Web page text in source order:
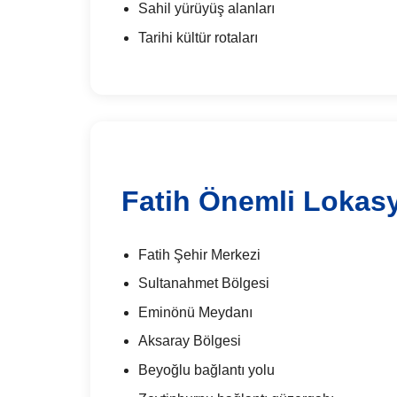
Sahil yürüyüş alanları
Tarihi kültür rotaları
Fatih Önemli
Fatih Şehir Merkezi
Sultanahmet Bölgesi
Eminönü Meydanı
Aksaray Bölgesi
Beyoğlu bağlantı yolu